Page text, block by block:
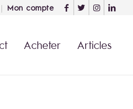
Mon compte
Acheter Articles